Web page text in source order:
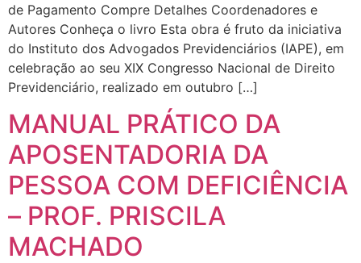
de Pagamento Compre Detalhes Coordenadores e
Autores Conheça o livro Esta obra é fruto da iniciativa
do Instituto dos Advogados Previdenciários (IAPE), em
celebração ao seu XIX Congresso Nacional de Direito
Previdenciário, realizado em outubro […]
MANUAL PRÁTICO DA
APOSENTADORIA DA
PESSOA COM DEFICIÊNCIA
– PROF. PRISCILA
MACHADO